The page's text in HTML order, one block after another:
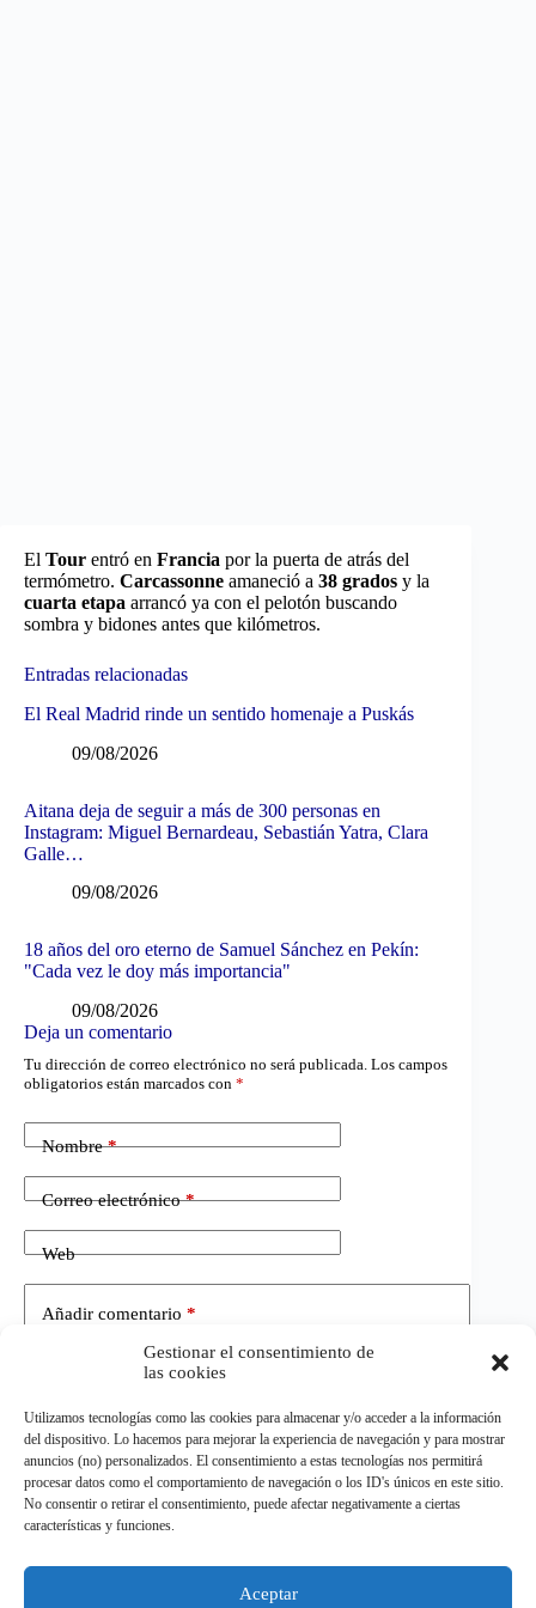
Gestionar el consentimiento de
las cookies
Utilizamos tecnologías como las cookies para almacenar y/o acceder a la información
del dispositivo. Lo hacemos para mejorar la experiencia de navegación y para mostrar
anuncios (no) personalizados. El consentimiento a estas tecnologías nos permitirá
procesar datos como el comportamiento de navegación o los ID's únicos en este sitio.
No consentir o retirar el consentimiento, puede afectar negativamente a ciertas
características y funciones.
Aceptar
El Tour entró en Francia por la puerta de atrás del
termómetro. Carcassonne amaneció a 38 grados y la
cuarta etapa arrancó ya con el pelotón buscando
sombra y bidones antes que kilómetros.
Entradas relacionadas
El Real Madrid rinde un sentido homenaje a Puskás
09/08/2026
Aitana deja de seguir a más de 300 personas en
Instagram: Miguel Bernardeau, Sebastián Yatra, Clara
Galle…
09/08/2026
18 años del oro eterno de Samuel Sánchez en Pekín:
"Cada vez le doy más importancia"
09/08/2026
Deja un comentario
Tu dirección de correo electrónico no será publicada. Los campos
obligatorios están marcados con *
Nombre*
Correo electrónico*
Web
Añadir comentario *
Publicar el comentario